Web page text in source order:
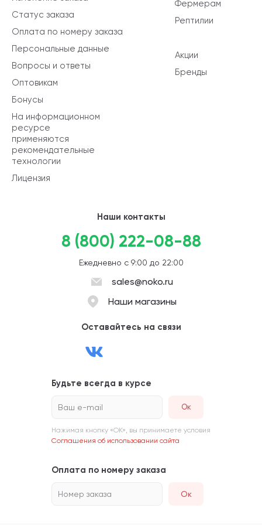
Фермерам
Рептилии
Акции
Бренды
Статус заказа
Оплата по номеру заказа
Персональные данные
Вопросы и ответы
Оптовикам
Бонусы
На информационном
ресурсе
применяются
рекомендательные
технологии
Лицензия
Наши контакты
8 (800) 222-08-88
Ежедневно с 9:00 до 22:00
sales@noko.ru
Наши магазины
Оставайтесь на связи
Будьте всегда в курсе
Ваш e-mail
Нажимая кнопку «ОК», вы принимаете условия
Соглашения об использовании сайта
Оплата по номеру заказа
Номер заказа Ок